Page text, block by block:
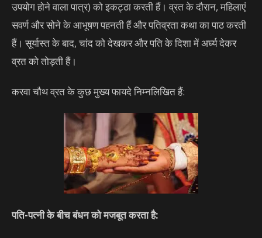
उपयोग होने वाला पात्र) को इकट्ठा करती हैं। व्रत के दौरान, महिलाएं
सवर्ण और सोने के आभूषण पहनती हैं और पतिव्रता कथा का पाठ करती
हैं। सूर्यास्त के बाद, चांद को देखकर और पति के दिशा में अर्घ्य देकर
व्रत को तोड़ती हैं।
करवा चौथ व्रत के कुछ मुख्य फायदे निम्नलिखित हैं:
पति-पत्नी के बीच बंधन को मजबूत करता है: